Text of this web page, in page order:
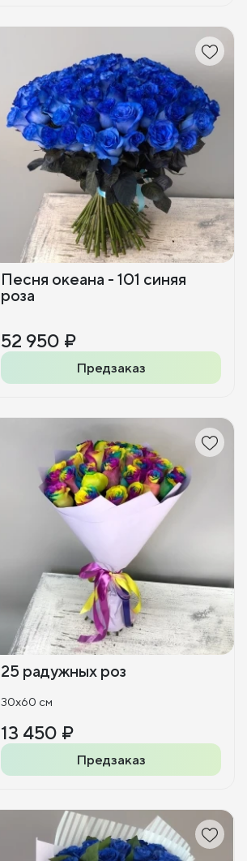
Песня океана - 101 синяя
роза
52 950 ₽
Предзаказ
25 радужных роз
30x60 см
13 450 ₽
Предзаказ